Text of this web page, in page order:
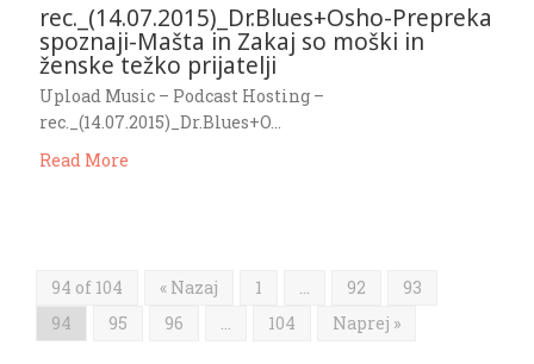
rec._(14.07.2015)_Dr.Blues+Osho-Prepreka
spoznaji-Mašta in Zakaj so moški in
ženske težko prijatelji
Upload Music – Podcast Hosting –
rec._(14.07.2015)_Dr.Blues+O…
Read More
94 of 104 « Nazaj 1 … 92
93
94
95 96 … 104 Naprej »